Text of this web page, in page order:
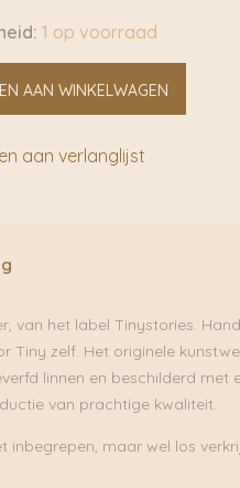
1 op voorraad
AAN WINKELWAGEN
aan verlanglijst
van het label Tinystories.
Tiny zelf. Het originele
linnen en beschilderd met
van prachtige kwaliteit.
inbegrepen, maar wel los